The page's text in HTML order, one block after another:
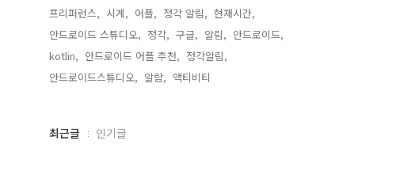
프리퍼런스, 시계, 어플, 정각 알림, 현재시간,
안드로이드 스튜디오, 정각, 구글, 알림, 안드로이드,
kotlin, 안드로이드 어플 추천, 정각알림,
안드로이드스튜디오, 알람, 액티비티,
최
최근글 인기글